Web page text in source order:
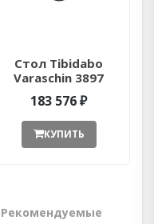
Стол Tibidabo
Varaschin 3897
ant377051
183 576 ₽
КУПИТЬ
Рекомендуемые